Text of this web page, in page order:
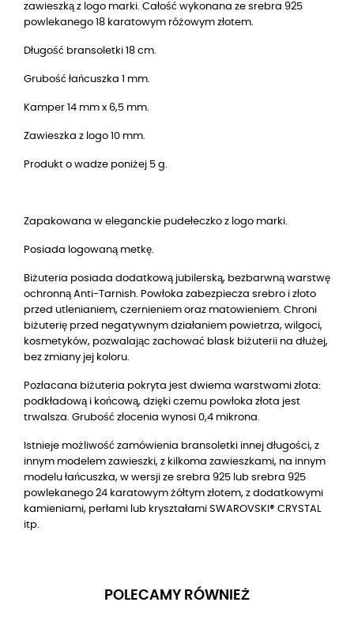
zawieszką z logo marki. Całość wykonana ze srebra 925
powlekanego 18 karatowym różowym złotem.
Długość bransoletki 18 cm.
Grubość łańcuszka 1 mm.
Kamper 14 mm x 6,5 mm.
Zawieszka z logo 10 mm.
Produkt o wadze poniżej 5 g.
Zapakowana w eleganckie pudełeczko z logo marki.
Posiada logowaną metkę.
Biżuteria posiada dodatkową jubilerską, bezbarwną warstwę
ochronną Anti-Tarnish. Powłoka zabezpiecza srebro i złoto
przed utlenianiem, czernieniem oraz matowieniem. Chroni
biżuterię przed negatywnym działaniem powietrza, wilgoci,
kosmetyków, pozwalając zachować blask biżuterii na dłużej,
bez zmiany jej koloru.
Pozłacana biżuteria pokryta jest dwiema warstwami złota:
podkładową i końcową, dzięki czemu powłoka złota jest
trwalsza. Grubość złocenia wynosi 0,4 mikrona.
Istnieje możliwość zamówienia bransoletki innej długości, z
innym modelem zawieszki, z kilkoma zawieszkami, na innym
modelu łańcuszka, w wersji ze srebra 925 lub srebra 925
powlekanego 24 karatowym żółtym złotem, z dodatkowymi
kamieniami, perłami lub kryształami SWAROVSKI® CRYSTAL
itp.
POLECAMY RÓWNIEŻ